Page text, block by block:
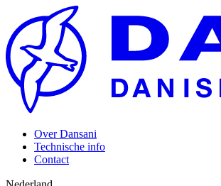
Over Dansani
Technische info
Contact